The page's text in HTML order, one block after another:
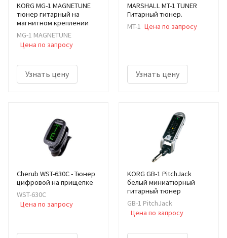
KORG MG-1 MAGNETUNE
тюнер гитарный на
магнитном креплении
MG-1 MAGNETUNE
Цена по запросу
Узнать цену
MARSHALL MT-1 TUNER
Гитарный тюнер.
MT-1 Цена по запросу
Узнать цену
Cherub WST-630C - Тюнер
цифровой на прищепке
WST-630C
Цена по запросу
KORG GB-1 PitchJack
белый миниатюрный
гитарный тюнер
GB-1 PitchJack
Цена по запросу